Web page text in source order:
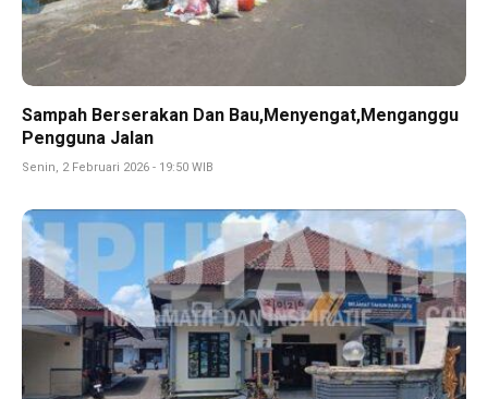
Sampah Berserakan Dan Bau,Menyengat,Menganggu
Pengguna Jalan
Senin, 2 Februari 2026 - 19:50 WIB